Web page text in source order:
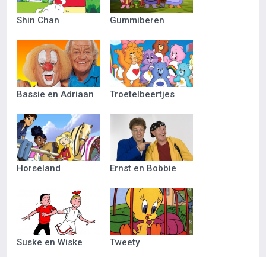
Shin Chan Gummiberen
Bassie en Adriaan Troetelbeertjes
Horseland Ernst en Bobbie
Suske en Wiske Tweety